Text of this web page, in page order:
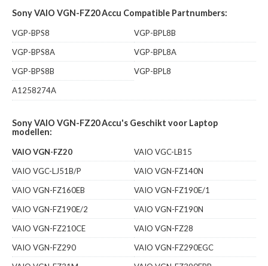
Sony VAIO VGN-FZ20 Accu Compatible Partnumbers:
VGP-BPS8
VGP-BPL8B
VGP-BPS8A
VGP-BPL8A
VGP-BPS8B
VGP-BPL8
A1258274A
Sony VAIO VGN-FZ20 Accu's Geschikt voor Laptop
modellen:
VAIO VGN-FZ20
VAIO VGC-LB15
VAIO VGC-LJ51B/P
VAIO VGN-FZ140N
VAIO VGN-FZ160EB
VAIO VGN-FZ190E/1
VAIO VGN-FZ190E/2
VAIO VGN-FZ190N
VAIO VGN-FZ210CE
VAIO VGN-FZ28
VAIO VGN-FZ290
VAIO VGN-FZ290EGC